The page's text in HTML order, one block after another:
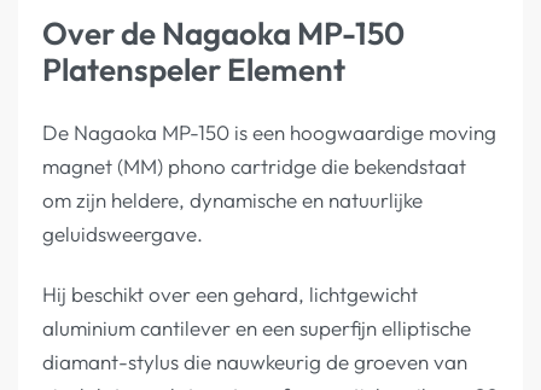
Over de Nagaoka MP-150
Platenspeler Element
De Nagaoka MP-150 is een hoogwaardige moving
magnet (MM) phono cartridge die bekendstaat
om zijn heldere, dynamische en natuurlijke
geluidsweergave.
Hij beschikt over een gehard, lichtgewicht
aluminium cantilever en een superfijn elliptische
diamant-stylus die nauwkeurig de groeven van